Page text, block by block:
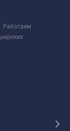
Работаем